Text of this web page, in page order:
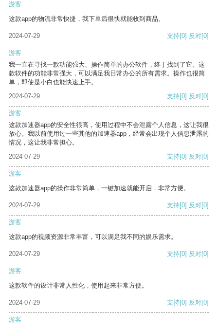
游客
这款app的物流非常快捷，我下单后很快就能收到商品。
2024-07-29 支持[0] 反对[0]
游客
我一直在寻找一款功能强大、操作简单的办公软件，终于找到了它。这
款软件的功能非常强大，可以满足我日常办公的所有需求。操作也很简
单，即使是小白也能快速上手。
2024-07-29
支持[0] 反对[0]
游客
这款加速器app的安全性很高，使用过程中不会泄露个人信息，这让我很
放心。我以前使用过一些其他的加速器app，经常会出现个人信息泄露的
情况，这让我非常担心。
2024-07-29
支持[0] 反对[0]
游客
这款加速器app的操作非常简单，一键加速就能开启，非常方便。
2024-07-29 支持[0] 反对[0]
游客
这款app的视频资源非常丰富，可以满足我不同的娱乐需求。
2024-07-29 支持[0] 反对[0]
游客
这款软件的设计非常人性化，使用起来非常方便。
2024-07-29 支持[0] 反对[0]
游客